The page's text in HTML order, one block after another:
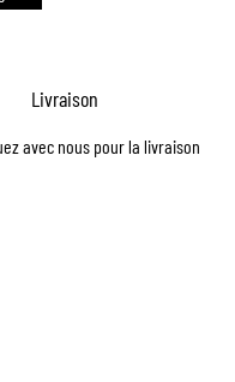
Livraison
avec nous pour la livraison